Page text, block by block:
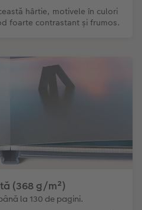
hârtie, motivele în culori
foarte contrastant și frumos.
(368 g/m²)
la 130 de pagini.